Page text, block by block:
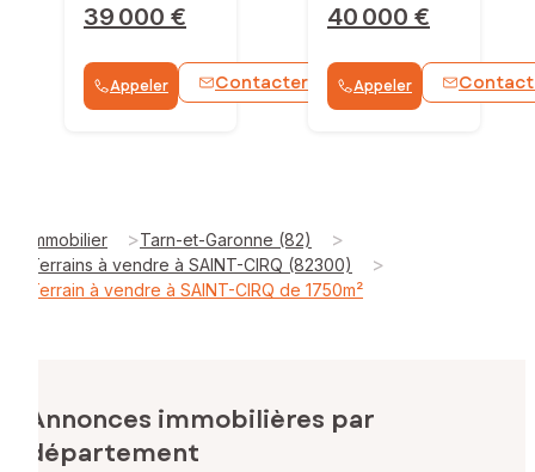
39 000 €
Appeler Contacter WhatsApp
40 000 €
Appeler
Immobilier >Tarn-et-Garonne (82) >
Terrains à vendre à SAINT-CIRQ (82300) >
Terrain à vendre à SAINT-CIRQ de 1750m²
Annonces immobilières par
département